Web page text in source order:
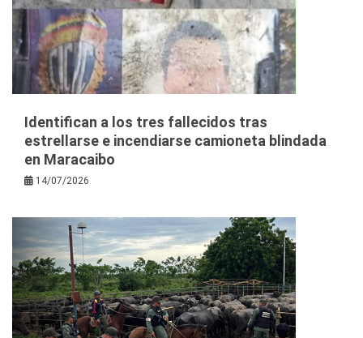
Identifican a los tres fallecidos tras
estrellarse e incendiarse camioneta blindada
en Maracaibo
14/07/2026